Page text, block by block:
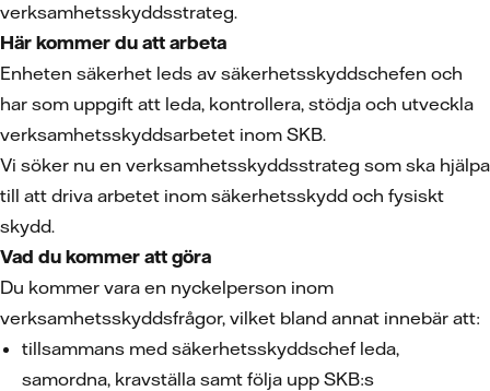
verksamhetsskyddsstrateg.
Här kommer du att arbeta
Enheten säkerhet leds av säkerhetsskyddschefen och
har som uppgift att leda, kontrollera, stödja och utveckla
verksamhetsskyddsarbetet inom SKB.
Vi söker nu en verksamhetsskyddsstrateg som ska hjälpa
till att driva arbetet inom säkerhetsskydd och fysiskt
skydd.
Vad du kommer att göra
Du kommer vara en nyckelperson inom
verksamhetsskyddsfrågor, vilket bland annat innebär att:
tillsammans med säkerhetsskyddschef leda,
samordna, kravställa samt följa upp SKB:s